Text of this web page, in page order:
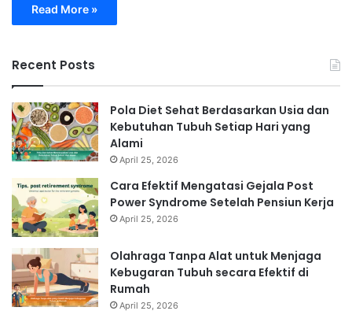
Read More »
Recent Posts
Pola Diet Sehat Berdasarkan Usia dan
Kebutuhan Tubuh Setiap Hari yang
Alami
April 25, 2026
Cara Efektif Mengatasi Gejala Post
Power Syndrome Setelah Pensiun Kerja
April 25, 2026
Olahraga Tanpa Alat untuk Menjaga
Kebugaran Tubuh secara Efektif di
Rumah
April 25, 2026